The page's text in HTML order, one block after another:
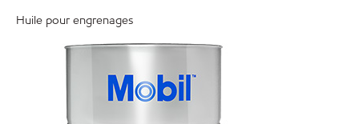
Huile pour engrenages